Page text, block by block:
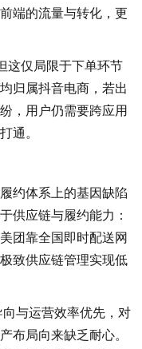
端的流量与转化，更
这仅局限于下单环节
归属抖音电商，若出
，用户仍需要跨应用
通。
约体系上的基因缺陷
供应链与履约能力：
团靠全国即时配送网
致供应链管理实现低
与运营效率优先，对
布局向来缺乏耐心。